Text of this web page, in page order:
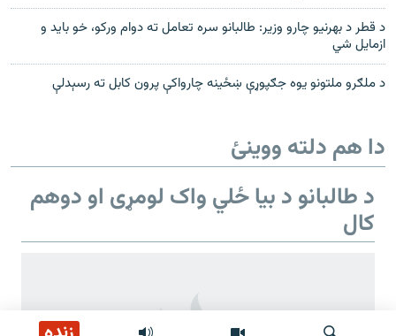
د قطر د بهرنيو چارو وزير: طالبانو سره تعامل ته دوام ورکو، خو بايد و
ازمايل شي
د ملګرو ملتونو يوه جګپوړې ښځينه چارواکې پرون کابل ته رسېدلې
دا هم دلته ووینئ
د طالبانو د بیا ځلي واک لومړی او دوهم
کال